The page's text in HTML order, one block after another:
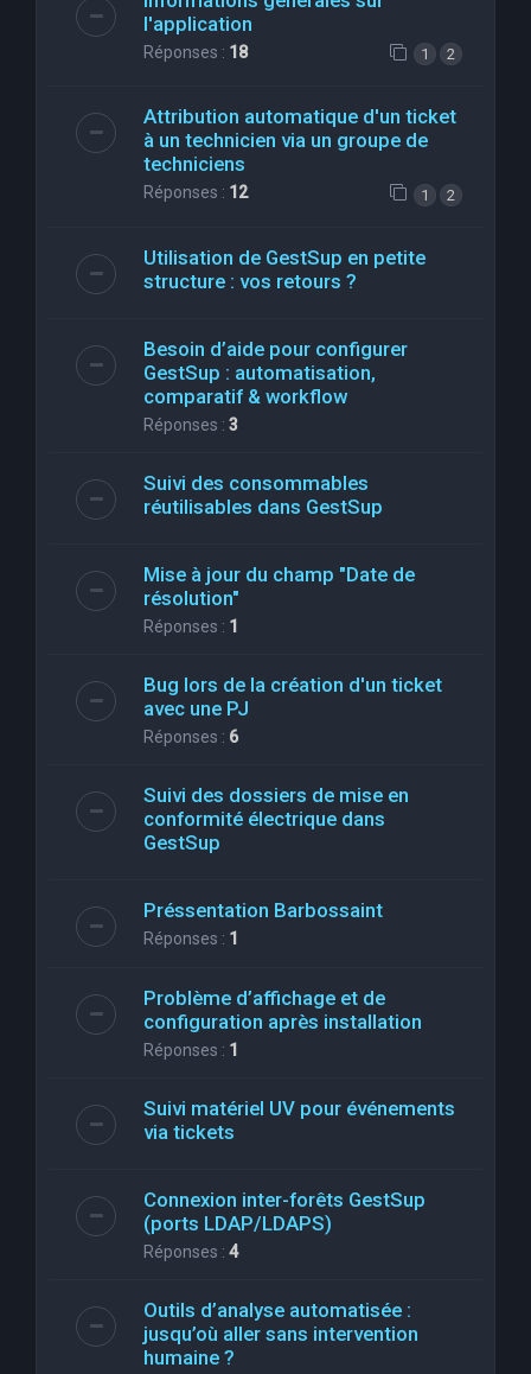
l'application
Réponses : 18 1 2
Attribution automatique d'un ticket
à un technicien via un groupe de
techniciens
Réponses : 12 1 2
Utilisation de GestSup en petite
structure : vos retours ?
Besoin d’aide pour configurer
GestSup : automatisation,
comparatif & workflow
Réponses : 3
Suivi des consommables
réutilisables dans GestSup
Mise à jour du champ "Date de
résolution"
Réponses : 1
Bug lors de la création d'un ticket
avec une PJ
Réponses : 6
Suivi des dossiers de mise en
conformité électrique dans
GestSup
Préssentation Barbossaint
Réponses : 1
Problème d’affichage et de
configuration après installation
Réponses : 1
Suivi matériel UV pour événements
via tickets
Connexion inter-forêts GestSup
(ports LDAP/LDAPS)
Réponses : 4
Outils d’analyse automatisée :
jusqu’où aller sans intervention
humaine ?